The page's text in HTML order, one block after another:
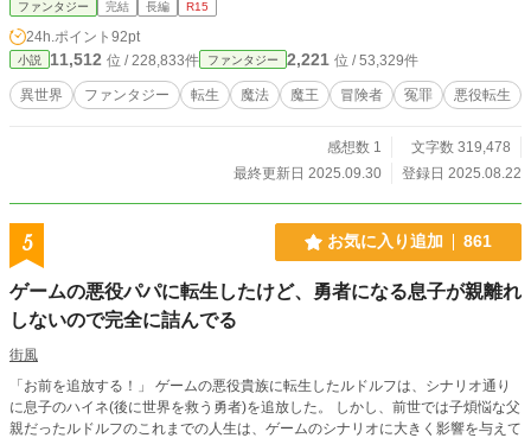
作とは違う流れに戸惑いながらも、大切な仲間たち（増えます）と共に沢山の困
難に立ち向かい、解決していきます。
ファンタジー 完結 長編 R15
24h.ポイント 92pt
小説 11,512 位 / 228,833件 ファンタジー 2,221 位 / 53,329件
異世界 ファンタジー 転生 魔法 魔王 冒険者 冤罪 悪役転生
感想数 1
文字数 319,478
最終更新日 2025.09.30
登録日 2025.08.22
5 お気に入り追加 861
ゲームの悪役パパに転生したけど、勇者になる息子が親離れ
しないので完全に詰んでる
街風
「お前を追放する！」 ゲームの悪役貴族に転生したルドルフは、シナリオ通り
に息子のハイネ(後に世界を救う勇者)を追放した。 しかし、前世では子煩悩な父
親だったルドルフのこれまでの人生は、ゲームのシナリオに大きく影響を与えて